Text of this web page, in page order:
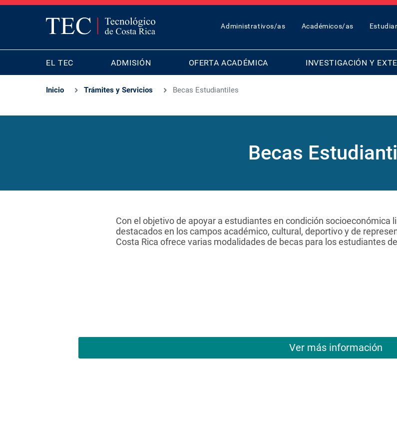
TOP
MENU
Administrativos/as Académicos/as
MAIN
NAVIGATION
EL TEC ADMISIÓN OFERTA ACADÉMICA INVESTIGACIÓN Y
Inicio Trámites y Servicios Becas Estudiantiles
Becas
Con el objetivo de apoyar a estudiantes en condición socioeconómica
destacados en los campos académico, cultural, deportivo y de
Costa Rica ofrece varias modalidades de becas para los estudiantes
Ver más información